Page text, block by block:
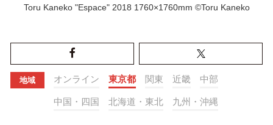
Toru Kaneko "Espace" 2018 1760×1760mm ©Toru Kaneko
地域 オンライン 東京都 関東 近畿 中部
中国・四国 北海道・東北 九州・沖縄